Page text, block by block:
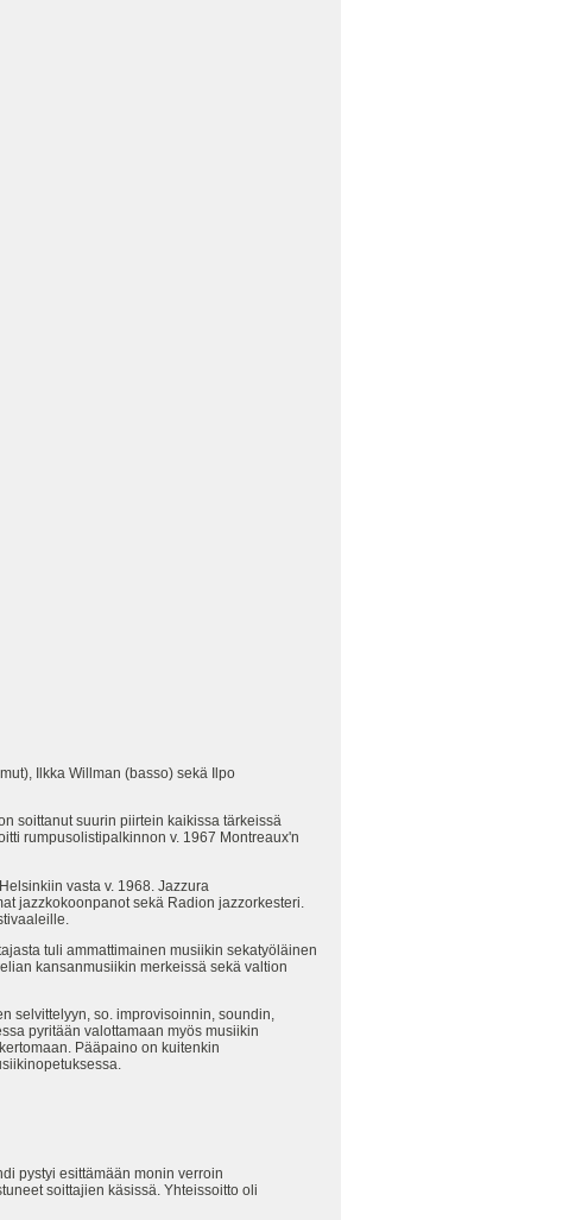
Ilkka Willman (basso) sekä Ilpo
suurin piirtein kaikissa tärkeissä
rumpusolistipalkinnon v. 1967 Montreaux'n
vasta v. 1968. Jazzura
jazzkokoonpanot sekä Radion jazzorkesteri.
tuli ammattimainen musiikin sekatyöläinen
kansanmusiikin merkeissä sekä valtion
selvittelyyn, so. improvisoinnin, soundin,
pyritään valottamaan myös musiikin
Pääpaino on kuitenkin
pystyi esittämään monin verroin
soittajien käsissä. Yhteissoitto oli